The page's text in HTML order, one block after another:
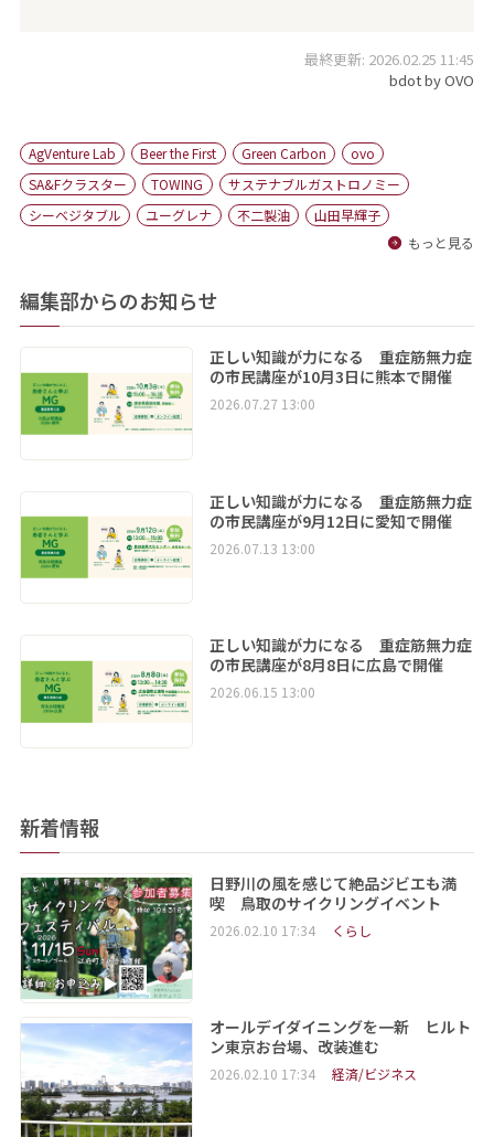
最終更新: 2026.02.25 11:45
bdot by OVO
AgVenture Lab Beer the First Green Carbon
ovo
SA&Fクラスター
TOWING
サステナブルガストロノミー
シーベジタブル
ユーグレナ 不二製油
山田早輝子
もっと見る
編集部からのお知らせ
正しい知識が力になる 重症筋無力症
の市民講座が10月3日に熊本で開催
2026.07.27 13:00
正しい知識が力になる 重症筋無力症
の市民講座が9月12日に愛知で開催
2026.07.13 13:00
正しい知識が力になる 重症筋無力症
の市民講座が8月8日に広島で開催
2026.06.15 13:00
新着情報
日野川の風を感じて絶品ジビエも満
喫 鳥取のサイクリングイベント
2026.02.10 17:34 くらし
オールデイダイニングを一新 ヒルト
ン東京お台場、改装進む
2026.02.10 17:34 経済/ビジネス